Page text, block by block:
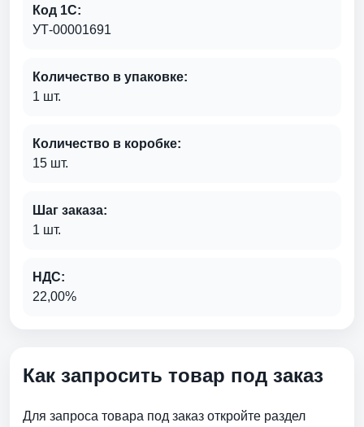
Код 1С:
УТ-00001691
Количество в упаковке:
1 шт.
Количество в коробке:
15 шт.
Шаг заказа:
1 шт.
НДС:
22,00%
Как запросить товар под заказ
Для запроса товара под заказ откройте раздел